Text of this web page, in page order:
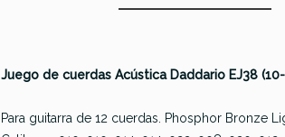
Juego de cuerdas Acústica Daddario EJ38
Para guitarra de 12 cuerdas. Phosphor Bronze